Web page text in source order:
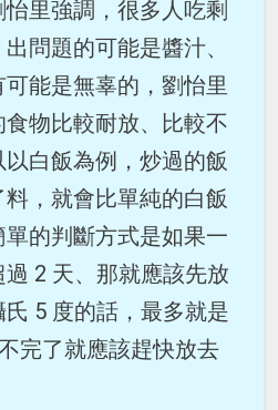
里強調，很多人吃剩
問題的可能是醬汁、
能是無辜的，劉怡里
物比較耐放、比較不
白飯為例，炒過的飯
，就會比單純的白飯
的判斷方式是如果一
2 天、那就應該先放
5 度的話，最多就是
完了就應該趕快放去